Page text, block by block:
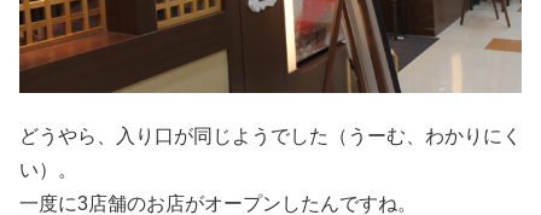
どうやら、入り口が同じようでした（うーむ、わかりにく
い）。
一度に3店舗のお店がオープンしたんですね。